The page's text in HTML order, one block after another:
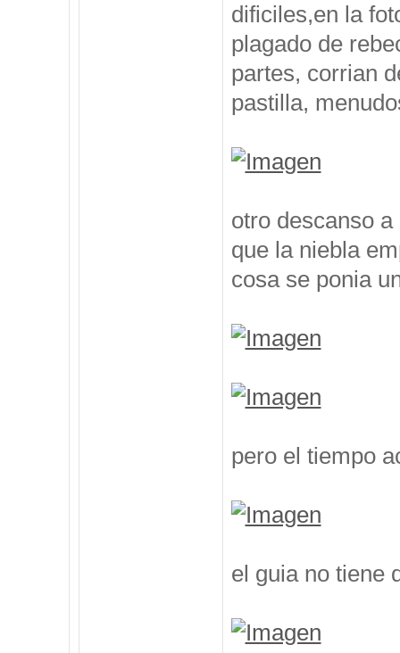
dificiles,en la
plagado de
partes, corrian
pastilla,
otro descanso
que la niebla
cosa se ponia
pero el tiempo
el guia no tiene